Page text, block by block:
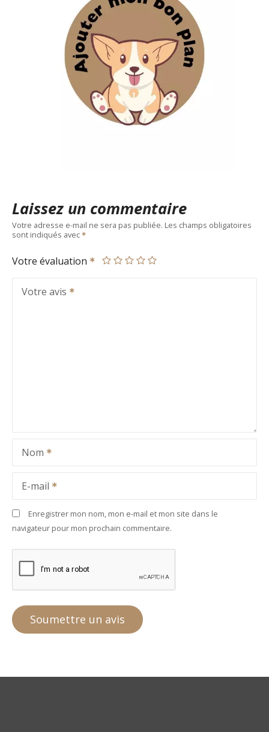
Laissez un commentaire
Votre adresse e-mail ne sera pas publiée. Les champs obligatoires
sont indiqués avec
Votre évaluation
Votre avis
Nom
E-mail
Enregistrer mon nom, mon e-mail et mon site dans le
navigateur pour mon prochain commentaire.